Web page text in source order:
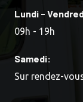
Lundi -
09h - 19h
Samedi:
Sur rendez-